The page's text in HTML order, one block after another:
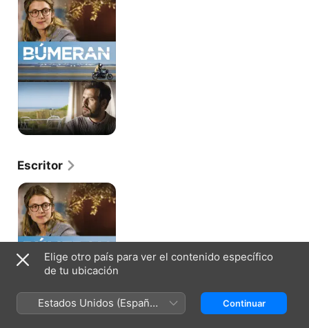
Escritor
Búmeran
Elige otro país para ver el contenido específico
de tu ubicación
Estados Unidos (Español
México)
Continuar